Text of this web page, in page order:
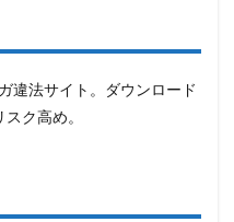
違法サイト。ダウンロード
ク高め。